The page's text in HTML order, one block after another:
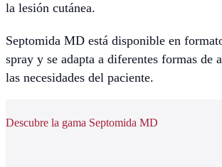
la lesión cutánea.
Septomida MD está disponible en
spray y se adapta a diferentes formas de
las necesidades del paciente.
Descubre la gama Septomida MD